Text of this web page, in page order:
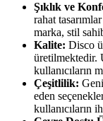
Şıklık ve
rahat
marka, stil
Kalite: Disco
üretilmektedir.
kullanıcıların
Çeşitlilik:
eden
kullanıcıların